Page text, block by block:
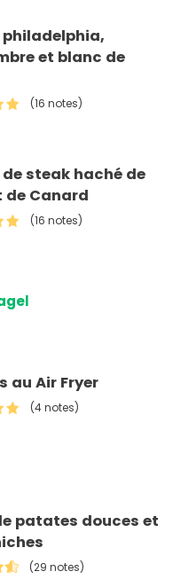
philadelphia,
et blanc de
(16 notes)
steak haché de
de Canard
(16 notes)
au Air Fryer
(4 notes)
patates douces et
(29 notes)